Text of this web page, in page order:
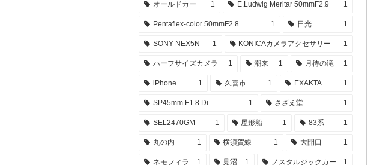
オールドカー 1 E.Ludwig Meritar 50mmF2.9 1
Pentaflex-color 50mmF2.8 1 日光 1
SONY NEX5N 1 KONICAカメラアクセサリー 1
ハーフサイズカメラ 1 潮来 1 月待の滝 1
iPhone 1 久喜市 1 EXAKTA 1
SP45mm F1.8 Di 1 さざえ堂 1
SEL2470GM 1 屋形船 1 83系 1
丸の内 1 横須賀線 1 大開口 1
ネモフィラ 1 見沼 1 ノスタルジックカー 1